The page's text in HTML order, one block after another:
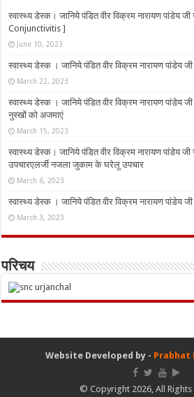
स्वास्थ्य डेस्क। जानिये पंडित वीर विक्रम नारायण
Conjunctivitis ]
June 10, 2023
स्वास्थ्य डेस्क । जानिये पंडित वीर विक्रम नारायण पांडेय
March 22, 2023
स्वास्थ्य डेस्क । जानिये पंडित वीर विक्रम नारायण पांडेय
नुस्‍खों को अजमाएं
March 15, 2023
स्वास्थ्य डेस्क। जानिये पंडित वीर विक्रम नारायण पांडेय
उपचारएलर्जी नजला जुकाम के घरेलू उपचार
March 6, 2023
स्वास्थ्य डेस्क । जानिये पंडित वीर विक्रम नारायण पांडेय
March 3, 2023
परिचय
Website Developed by - Prabhat
© Copyright 2026, All Rights